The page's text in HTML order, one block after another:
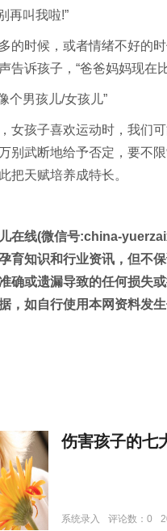
再叫我啦!”
的时候，或者情绪不好的
告诉孩子，“爸爸妈妈现在
个男孩儿/女孩儿”
女孩子喜欢运动时，我们
别武断地给予否定，要不
把天赋培养成特长。
在线(微信号:china-
育知识和行业资讯，但不
确或遗漏导致的任何损失
，如自行使用本网资料发
伤害孩子的七
系统录入 评论数：0